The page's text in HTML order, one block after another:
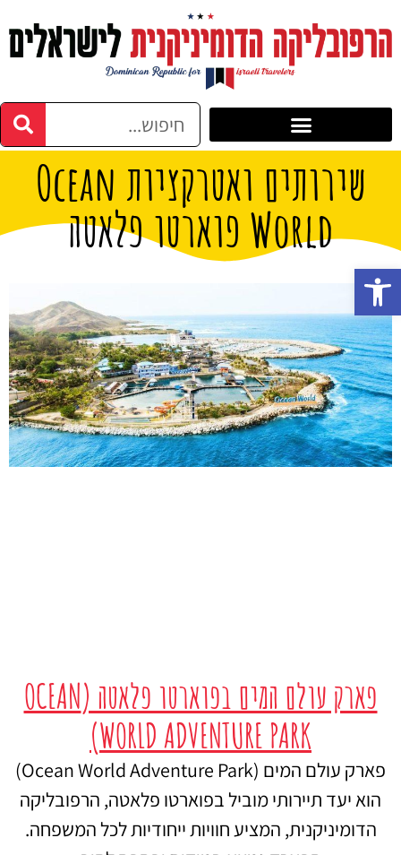
שירותים ואטרקציות Ocean
World פוארטו פלאטה
פארק עולם המים בפוארטו פלאטה (OCEAN
WORLD ADVENTURE PARK)
פארק עולם המים (Ocean World Adventure Park)
הוא יעד תיירותי מוביל בפוארטו פלאטה, הרפובליקה
הדומיניקנית, המציע חוויות ייחודיות לכל המשפחה.
פתח סרגל נגישות